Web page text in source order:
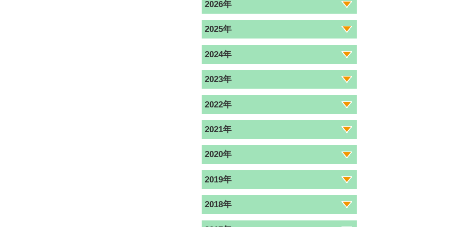
2026年
2025年
2024年
2023年
2022年
2021年
2020年
2019年
2018年